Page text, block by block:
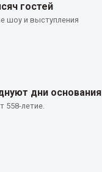
гостей
шоу и выступления
дни основания
558-летие.